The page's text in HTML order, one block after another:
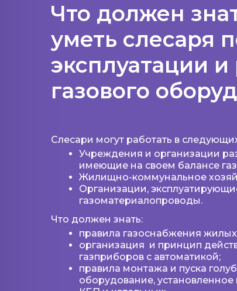
Что должен
уметь слесаря
эксплуатации
газового
Слесари могут работать в
Учреждения и организации
имеющие на своем балансе
Жилищно-коммунальное
Организации,
газоматериалопроводы.​​​​​​​
Что должен знать:
правила газоснабжения
организация и принцип
газприборов с автоматикой;
правила монтажа и пуска
оборудование,